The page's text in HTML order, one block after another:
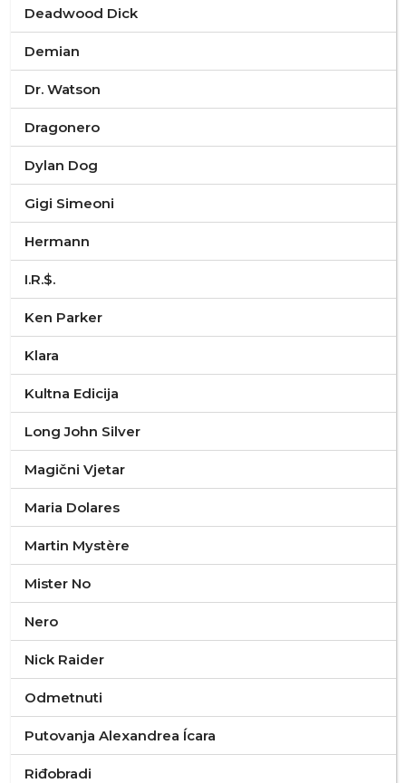
Deadwood Dick
Demian
Dr. Watson
Dragonero
Dylan Dog
Gigi Simeoni
Hermann
I.R.$.
Ken Parker
Klara
Kultna Edicija
Long John Silver
Magični Vjetar
Maria Dolares
Martin Mystère
Mister No
Nero
Nick Raider
Odmetnuti
Putovanja Alexandrea Ícara
Riđobradi